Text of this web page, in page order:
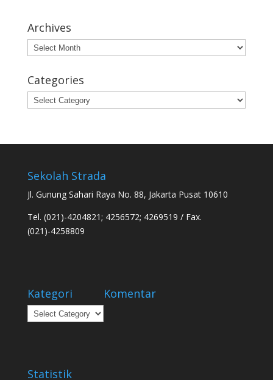
Archives
Archives
Categories
Categories
Sekolah Strada
Jl. Gunung Sahari Raya No. 88, Jakarta Pusat 10610
Tel. (021)-4204821; 4256572; 4269519 / Fax.
(021)-4258809
Kategori
Kategori
Komentar
Statistik